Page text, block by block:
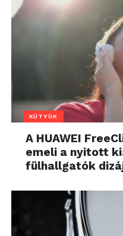
KÜTYÜK
A HUAWEI
emeli a nyitott
fülhallgatók